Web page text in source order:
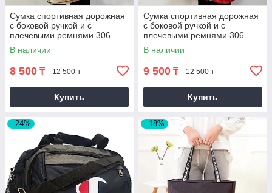
Сумка спортивная дорожная
с боковой ручкой и с
плечевыми ремнями 306
40*23*23 см бежевая
В наличии
8 500 ₸ 12 500 ₸
Купить
Сумка спортивная дорожная
с боковой ручкой и с
плечевыми ремнями 306
40*23*23 см красная
В наличии
9 500 ₸ 12 500 ₸
Купить
–24% –18%